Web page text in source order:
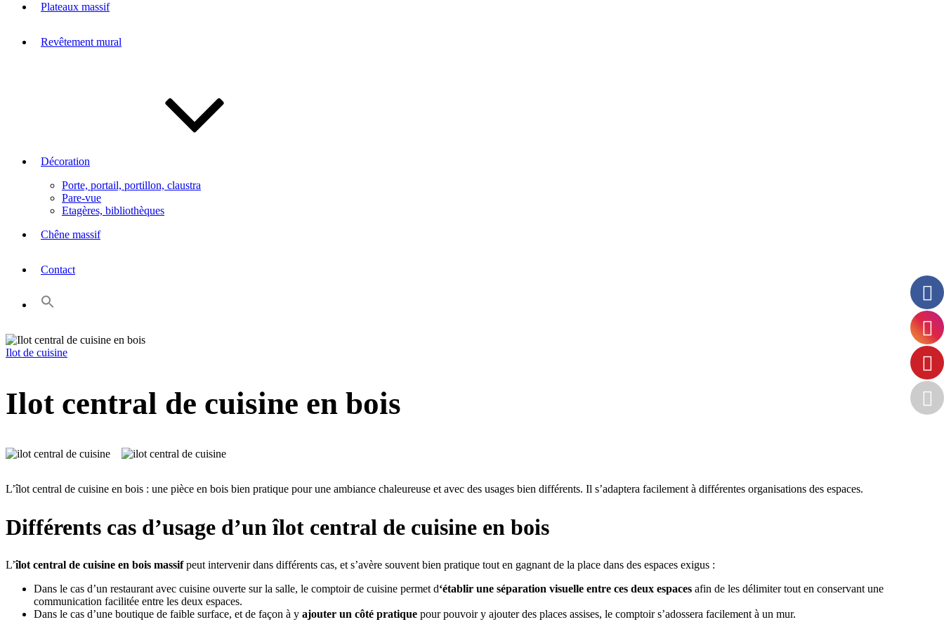
Plateaux massif
Revêtement mural
Décoration
Porte, portail, portillon, claustra
Pare-vue
Etagères, bibliothèques
Chêne massif
Contact
Ilot de cuisine
Ilot central de cuisine en bois
L’îlot central de cuisine en bois : une pièce en bois bien pratique pour une ambiance chaleureuse et avec des usages bien différents. Il s’adaptera facilement à différentes organisations des espaces.
Différents cas d’usage d’un îlot central de cuisine en bois
L’îlot central de cuisine en bois massifpeut intervenir dans différents cas, et s’avère souvent bien pratique tout en gagnant de la place dans des espaces exigus :
Dans le cas d’un restaurant avec cuisine ouverte sur la salle, le comptoir de cuisine permet d‘établir une séparation visuelle entre ces deux espaces afin de les délimiter tout en conservant une
communication facilitée entre les deux espaces.
Dans le cas d’une boutique de faible surface, et de façon à y ajouter un côté pratique pour pouvoir y ajouter des places assises, le comptoir s’adossera facilement à un mur.